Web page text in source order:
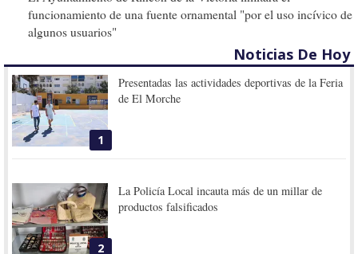
funcionamiento de una fuente ornamental "por el uso incívico de
algunos usuarios"
Noticias De Hoy
1
Presentadas las actividades deportivas de la Feria
de El Morche
2
La Policía Local incauta más de un millar de
productos falsificados